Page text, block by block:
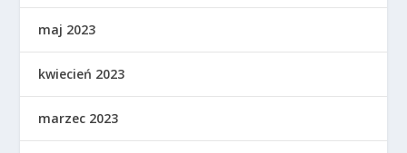
maj 2023
kwiecień 2023
marzec 2023